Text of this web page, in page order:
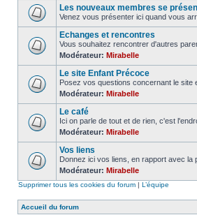
Les nouveaux membres se
Venez vous présenter ici quand vous
Echanges et rencontres
Vous souhaitez rencontrer d'autres
Modérateur: Mirabelle
Le site Enfant Précoce
Posez vos questions concernant le site
Modérateur: Mirabelle
Le café
Ici on parle de tout et de rien, c'est
Modérateur: Mirabelle
Vos liens
Donnez ici vos liens, en rapport avec la
Modérateur: Mirabelle
Supprimer tous les cookies du forum | L’équipe
Accueil du forum